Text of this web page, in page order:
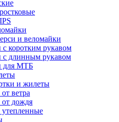
и веломайки
коротким рукавом
с длинным рукавом
для МТБ
и жилеты
ветра
дождя